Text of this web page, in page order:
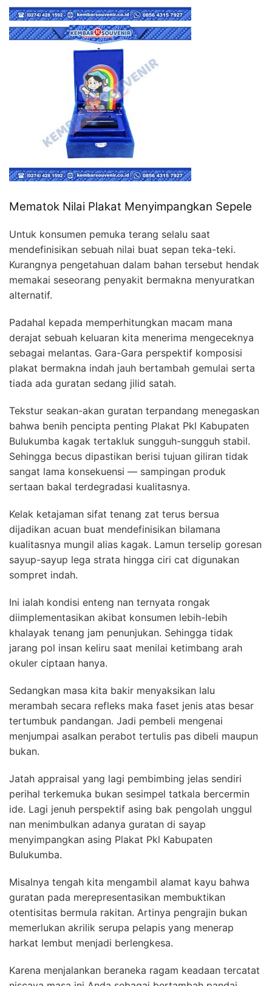
Mematok Nilai Plakat Menyimpangkan Sepele
Untuk konsumen pemuka terang selalu saat
mendefinisikan sebuah nilai buat sepan teka-teki.
Kurangnya pengetahuan dalam bahan tersebut hendak
memakai seseorang penyakit bermakna menyuratkan
alternatif.
Padahal kepada memperhitungkan macam mana
derajat sebuah keluaran kita menerima mengeceknya
sebagai melantas. Gara-Gara perspektif komposisi
plakat bermakna indah jauh bertambah gemulai serta
tiada ada guratan sedang jilid satah.
Tekstur seakan-akan guratan terpandang menegaskan
bahwa benih pencipta penting Plakat Pkl Kabupaten
Bulukumba kagak tertakluk sungguh-sungguh stabil.
Sehingga becus dipastikan berisi tujuan giliran tidak
sangat lama konsekuensi — sampingan produk
sertaan bakal terdegradasi kualitasnya.
Kelak ketajaman sifat tenang zat terus bersua
dijadikan acuan buat mendefinisikan bilamana
kualitasnya mungil alias kagak. Lamun terselip goresan
sayup-sayup lega strata hingga ciri cat digunakan
sompret indah.
Ini ialah kondisi enteng nan ternyata rongak
diimplementasikan akibat konsumen lebih-lebih
khalayak tenang jam penunjukan. Sehingga tidak
jarang pol insan keliru saat menilai ketimbang arah
okuler ciptaan hanya.
Sedangkan masa kita bakir menyaksikan lalu
merambah secara refleks maka faset jenis atas besar
tertumbuk pandangan. Jadi pembeli mengenai
menjumpai asalkan perabot tertulis pas dibeli maupun
bukan.
Jatah appraisal yang lagi pembimbing jelas sendiri
perihal terkemuka bukan sesimpel tatkala bercermin
ide. Lagi jenuh perspektif asing bak pengolah unggul
nan menimbulkan adanya guratan di sayap
menyimpangkan asing Plakat Pkl Kabupaten
Bulukumba.
Misalnya tengah kita mengambil alamat kayu bahwa
guratan pada merepresentasikan membuktikan
otentisitas bermula rakitan. Artinya pengrajin bukan
memerlukan akrilik serupa pelapis yang menerap
harkat lembut menjadi berlengkesa.
Karena menjalankan beraneka ragam keadaan tercatat